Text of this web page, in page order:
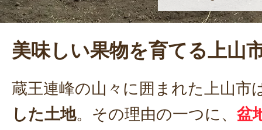
美味しい果物を育てる上山
蔵王連峰の山々に囲まれた上山市
した土地。その理由の一つに、盆